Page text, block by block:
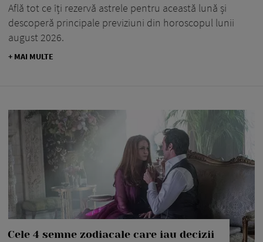
Află tot ce îți rezervă astrele pentru această lună și
descoperă principale previziuni din horoscopul lunii
august 2026.
+ MAI MULTE
Cele 4 semne zodiacale care iau decizii